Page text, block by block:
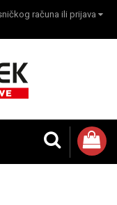
računa ili prijava